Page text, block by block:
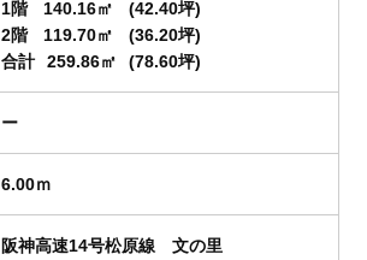
1階 140.16㎡
(42.40坪)
2階
119.70㎡
(36.20坪)
合計
259.86㎡ (78.60坪)
ー
6.00ｍ
阪神高速14号松原線 文の里